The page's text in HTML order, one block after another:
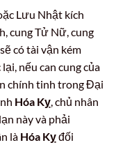
Lưu Nhật kích
cung Tử Nữ, cung
có tài vận kém
nếu can cung của
chính tinh trong Đại
Hóa Kỵ , chủ nhân
này và phải
là Hóa Kỵđối